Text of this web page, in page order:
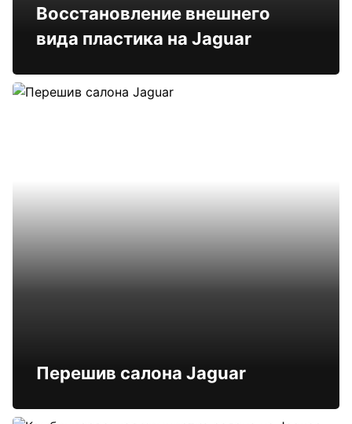
Восстановление внешнего
вида пластика на Jaguar
Перешив салона Jaguar